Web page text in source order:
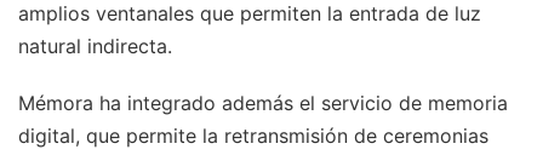
amplios ventanales que permiten la entrada de luz
natural indirecta.
Mémora ha integrado además el servicio de memoria
digital, que permite la retransmisión de ceremonias